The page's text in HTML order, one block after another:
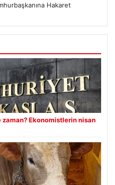
Hakaret
zaman? Ekonomistlerin nisan